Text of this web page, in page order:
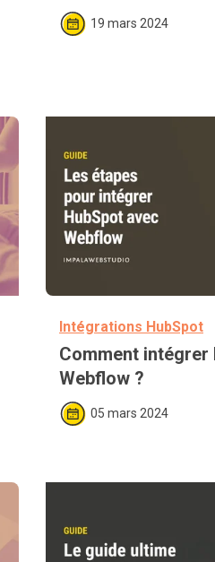
19 mars 2024
Intégrations HubSpot
Comment intégrer
Webflow ?
05 mars 2024